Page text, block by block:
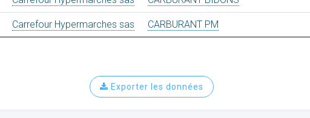
Carrefour Hypermarches sas CARBURANT PM
Exporter les données